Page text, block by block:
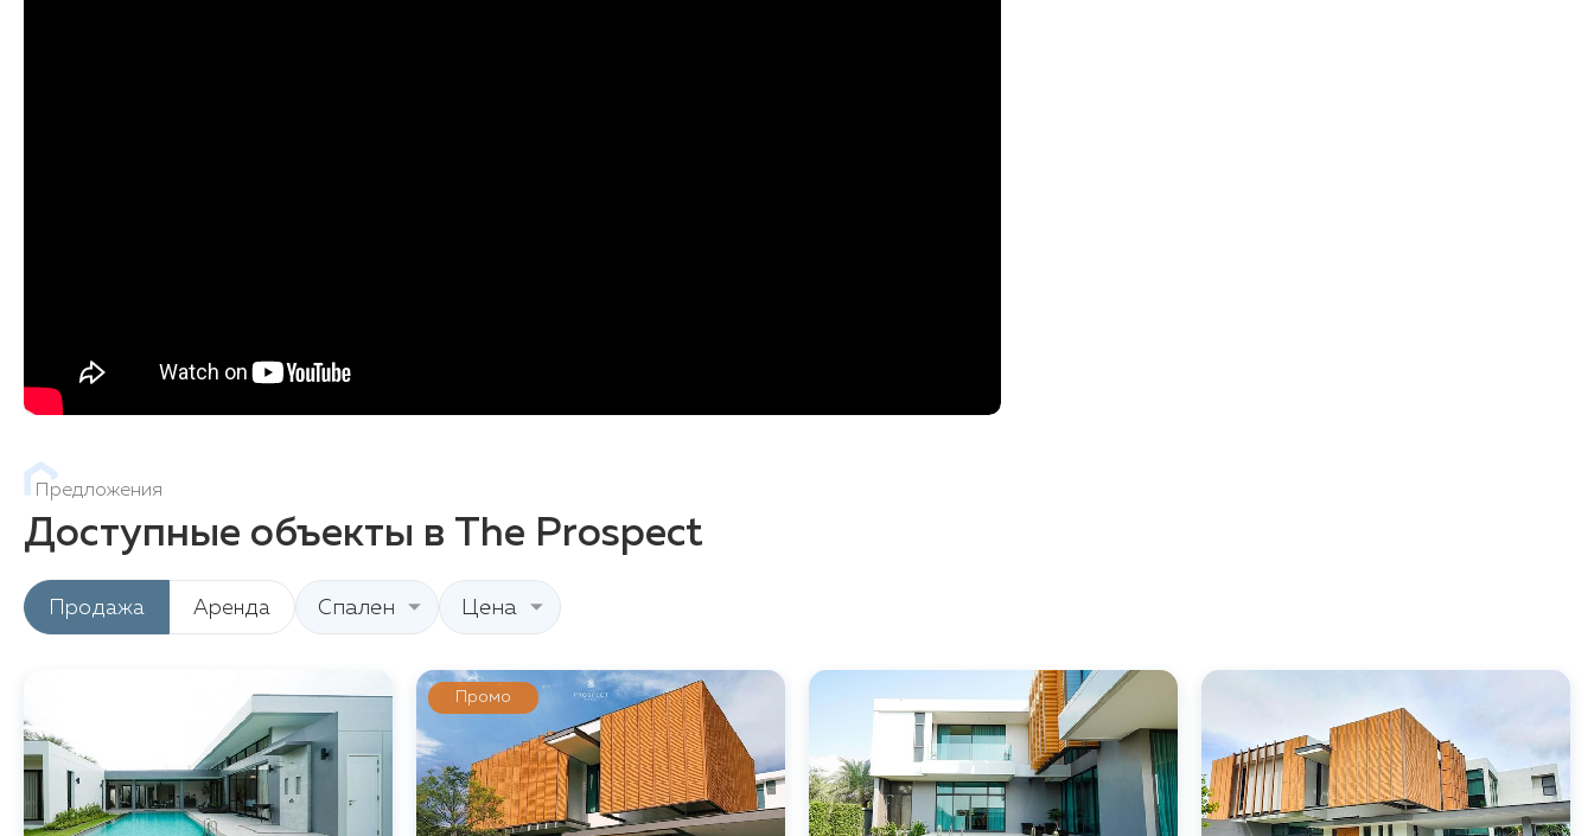
Предложения
Доступные объекты в The Prospect
Продажа Аренда Спален Цена
Промо